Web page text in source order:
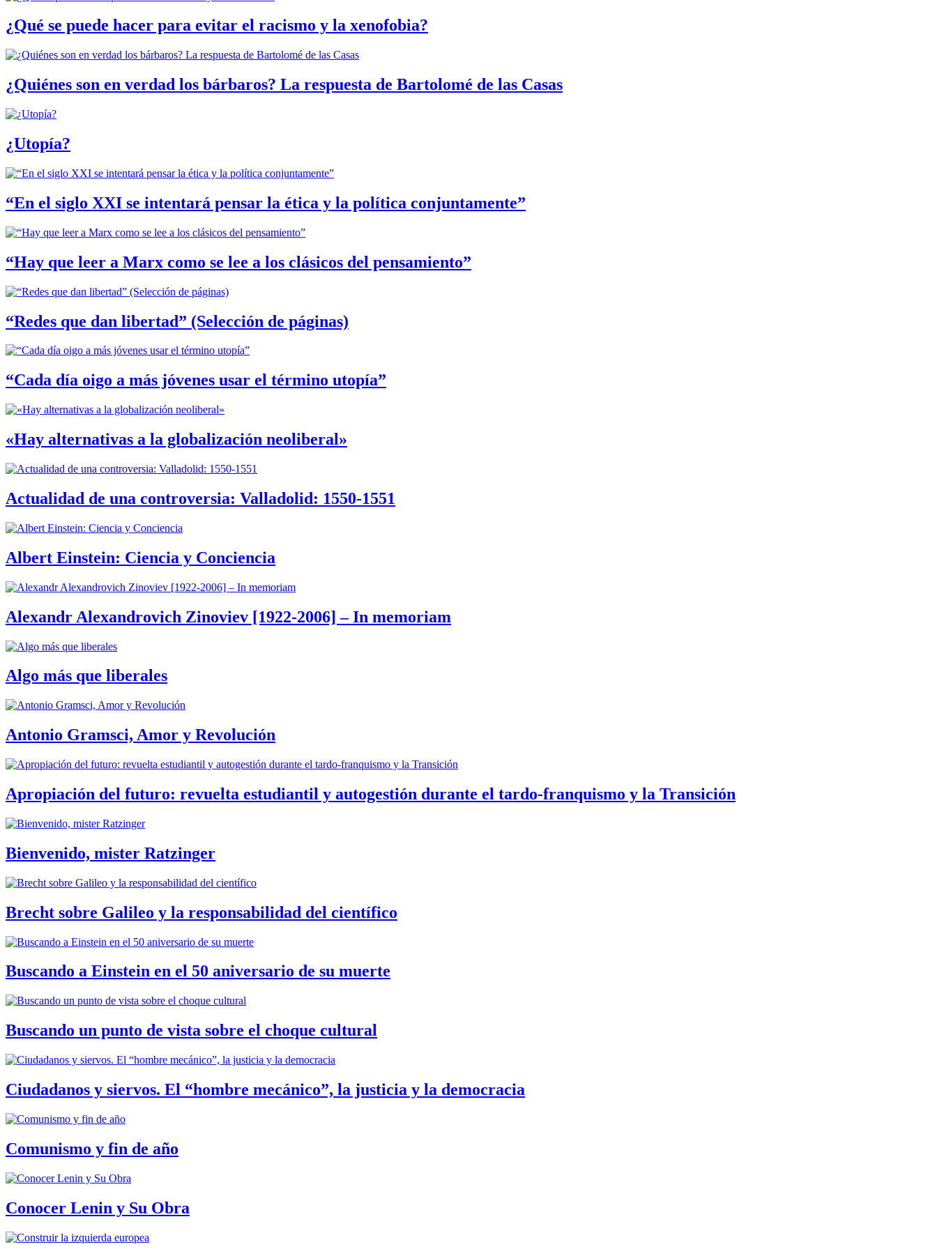
¿Qué se puede hacer para evitar el racismo y la xenofobia?
¿Quiénes son en verdad los bárbaros? La respuesta de Bartolomé de las Casas
¿Utopía?
“En el siglo XXI se intentará pensar la ética y la política conjuntamente”
“Hay que leer a Marx como se lee a los clásicos del pensamiento”
“Redes que dan libertad” (Selección de páginas)
“Cada día oigo a más jóvenes usar el término utopía”
«Hay alternativas a la globalización neoliberal»
Actualidad de una controversia: Valladolid: 1550-1551
Albert Einstein: Ciencia y Conciencia
Alexandr Alexandrovich Zinoviev [1922-2006] – In memoriam
Algo más que liberales
Antonio Gramsci, Amor y Revolución
Apropiación del futuro: revuelta estudiantil y autogestión durante el tardo-franquismo y la Transición
Bienvenido, mister Ratzinger
Brecht sobre Galileo y la responsabilidad del científico
Buscando a Einstein en el 50 aniversario de su muerte
Buscando un punto de vista sobre el choque cultural
Ciudadanos y siervos. El “hombre mecánico”, la justicia y la democracia
Comunismo y fin de año
Conocer Lenin y Su Obra